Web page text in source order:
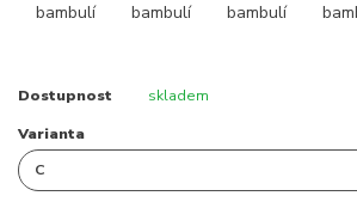
Dostupnost skladem
Varianta